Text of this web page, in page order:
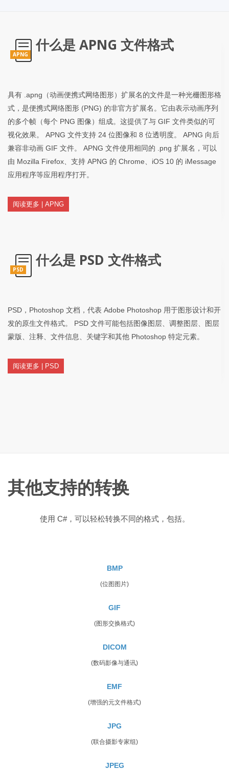
APNG
什么是 APNG 文件格式
具有 .apng（动画便携式网络图形）扩展名的文件是一种光栅图形格
式，是便携式网络图形 (PNG) 的非官方扩展名。它由表示动画序列
的多个帧（每个 PNG 图像）组成。这提供了与 GIF 文件类似的可
视化效果。 APNG 文件支持 24 位图像和 8 位透明度。 APNG 向后
兼容非动画 GIF 文件。 APNG 文件使用相同的 .png 扩展名，可以
由 Mozilla Firefox、支持 APNG 的 Chrome、iOS 10 的 iMessage
应用程序等应用程序打开。
阅读更多 | APNG
PSD
什么是 PSD 文件格式
PSD，Photoshop 文档，代表 Adob​​e Photoshop 用于图形设计和开
发的原生文件格式。 PSD 文件可能包括图像图层、调整图层、图层
蒙版、注释、文件信息、关键字和其他 Photoshop 特定元素。
阅读更多 | PSD
其他支持的转换
使用 C#，可以轻松转换不同的格式，包括。
BMP
(位图图片)
GIF
(图形交换格式)
DICOM
(数码影像与通讯)
EMF
(增强的元文件格式)
JPG
(联合摄影专家组)
JPEG